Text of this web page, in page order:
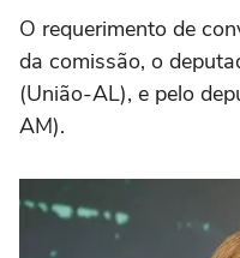
O requerimento de
da comissão, o
(União-AL), e pelo
AM).